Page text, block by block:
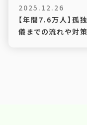
2025.12.26
【年間7.6万人】孤
儀までの流れや対